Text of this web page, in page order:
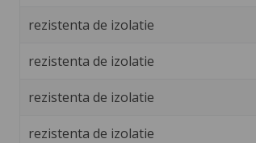
rezistenta de izolatie
rezistenta de izolatie
rezistenta de izolatie
rezistenta de izolatie